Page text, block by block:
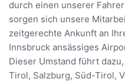
durch einen unserer
sorgen sich unsere
zeitgerechte Ankunft an
Innsbruck ansässiges
Dieser Umstand führt
Tirol, Salzburg, Süd-Tirol,